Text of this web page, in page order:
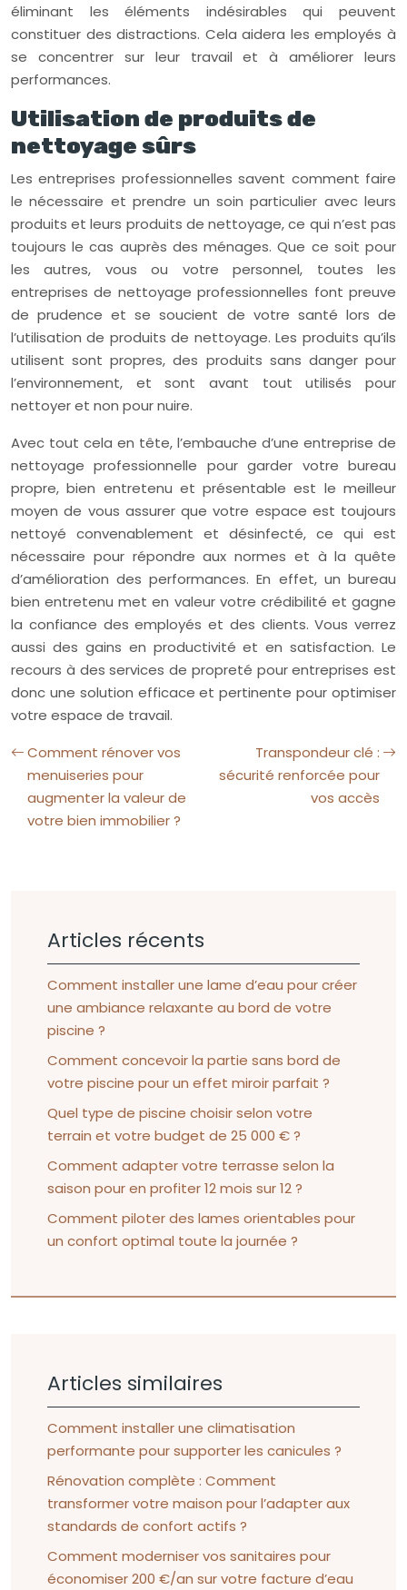
éliminant les éléments indésirables qui peuvent
constituer des distractions. Cela aidera les employés à
se concentrer sur leur travail et à améliorer leurs
performances.
Utilisation de produits de
nettoyage sûrs
Les entreprises professionnelles savent comment faire
le nécessaire et prendre un soin particulier avec leurs
produits et leurs produits de nettoyage, ce qui n’est pas
toujours le cas auprès des ménages. Que ce soit pour
les autres, vous ou votre personnel, toutes les
entreprises de nettoyage professionnelles font preuve
de prudence et se soucient de votre santé lors de
l’utilisation de produits de nettoyage. Les produits qu’ils
utilisent sont propres, des produits sans danger pour
l’environnement, et sont avant tout utilisés pour
nettoyer et non pour nuire.
Avec tout cela en tête, l’embauche d’une entreprise de
nettoyage professionnelle pour garder votre bureau
propre, bien entretenu et présentable est le meilleur
moyen de vous assurer que votre espace est toujours
nettoyé convenablement et désinfecté, ce qui est
nécessaire pour répondre aux normes et à la quête
d’amélioration des performances. En effet, un bureau
bien entretenu met en valeur votre crédibilité et gagne
la confiance des employés et des clients. Vous verrez
aussi des gains en productivité et en satisfaction. Le
recours à des services de propreté pour entreprises est
donc une solution efficace et pertinente pour optimiser
votre espace de travail.
Comment rénover vos
menuiseries pour
augmenter la valeur de
votre bien immobilier ?
Transpondeur clé :
sécurité renforcée pour
vos accès
Articles récents
Comment installer une lame d’eau pour créer
une ambiance relaxante au bord de votre
piscine ?
Comment concevoir la partie sans bord de
votre piscine pour un effet miroir parfait ?
Quel type de piscine choisir selon votre
terrain et votre budget de 25 000 € ?
Comment adapter votre terrasse selon la
saison pour en profiter 12 mois sur 12 ?
Comment piloter des lames orientables pour
un confort optimal toute la journée ?
Articles similaires
Comment installer une climatisation
performante pour supporter les canicules ?
Rénovation complète : Comment
transformer votre maison pour l’adapter aux
standards de confort actifs ?
Comment moderniser vos sanitaires pour
économiser 200 €/an sur votre facture d’eau